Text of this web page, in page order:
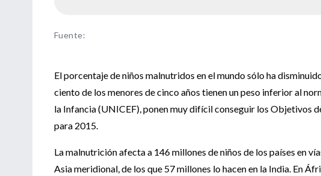
Fuente:
El porcentaje de niños malnutridos en el mundo sólo ha
ciento de los menores de cinco años tienen un peso inferior al
la Infancia (UNICEF), ponen muy difícil conseguir los Objetivos
para 2015.
La malnutrición afecta a 146 millones de niños de los países en
Asia meridional, de los que 57 millones lo hacen en la India. En